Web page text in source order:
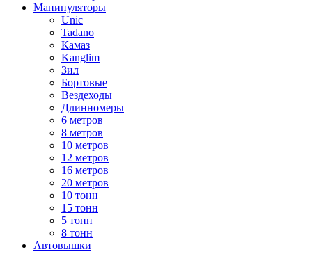
Манипуляторы
Unic
Tadano
Камаз
Kanglim
Зил
Бортовые
Вездеходы
Длинномеры
6 метров
8 метров
10 метров
12 метров
16 метров
20 метров
10 тонн
15 тонн
5 тонн
8 тонн
Автовышки